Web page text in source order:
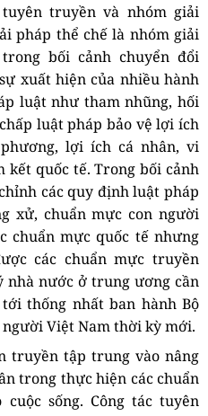
truyền và nhóm giải
pháp thể chế là nhóm giải
bối cảnh chuyển đổi
xuất hiện của nhiều hành
luật như tham nhũng, hối
luật pháp bảo vệ lợi ích
lợi ích cá nhân, vi
kết quốc tế. Trong bối cảnh
các quy định luật pháp
xử, chuẩn mực con người
chuẩn mực quốc tế nhưng
các chuẩn mực truyền
nhà nước ở trung ương cần
thống nhất ban hành Bộ
Việt Namthời kỳ mới.
truyền tập trung vào nâng
trong thực hiện các chuẩn
sống. Công tác tuyên